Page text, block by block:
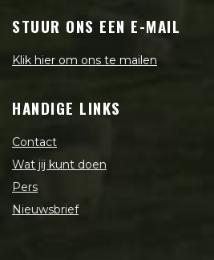
STUUR ONS EEN E-MAIL
Klik hier om ons te mailen
HANDIGE LINKS
Contact
Wat jij kunt doen
Pers
Nieuwsbrief